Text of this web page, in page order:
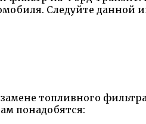
Следуйте
топливного
понадобятся: